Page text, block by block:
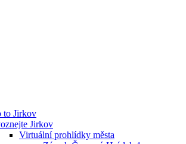
to Jirkov
Jirkov
Virtuální prohlídky města